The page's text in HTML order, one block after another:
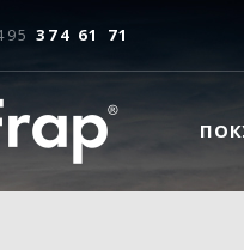
374 61 71